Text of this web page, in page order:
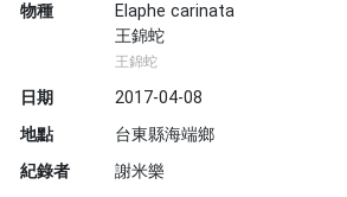
物種
Elaphe carinata
王錦蛇
王錦蛇
日期
2017-04-08
地點
台東縣海端鄉
紀錄者
謝米樂